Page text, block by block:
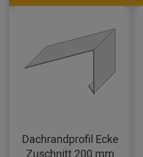
Dachrandprofil Ecke
Zuschnitt 200 mm